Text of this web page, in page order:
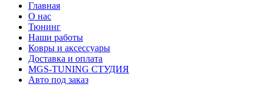
Главная
О нас
Тюнинг
Наши работы
Ковры и аксессуары
Доставка и оплата
MGS-TUNING СТУДИЯ
Авто под заказ